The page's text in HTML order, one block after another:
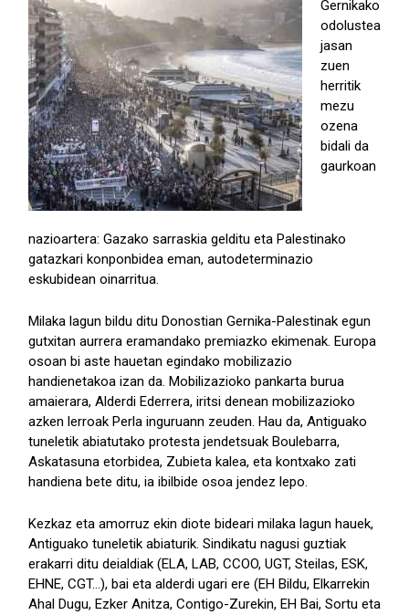
Gernikako
odolustea
jasan
zuen
herritik
mezu
ozena
bidali da
gaurkoan
nazioartera: Gazako sarraskia gelditu eta Palestinako
gatazkari konponbidea eman, autodeterminazio
eskubidean oinarritua.
Milaka lagun bildu ditu Donostian Gernika-Palestinak egun
gutxitan aurrera eramandako premiazko ekimenak. Europa
osoan bi aste hauetan egindako mobilizazio
handienetakoa izan da. Mobilizazioko pankarta burua
amaierara, Alderdi Ederrera, iritsi denean mobilizazioko
azken lerroak Perla inguruann zeuden. Hau da, Antiguako
tuneletik abiatutako protesta jendetsuak Boulebarra,
Askatasuna etorbidea, Zubieta kalea, eta kontxako zati
handiena bete ditu, ia ibilbide osoa jendez lepo.
Kezkaz eta amorruz ekin diote bideari milaka lagun hauek,
Antiguako tuneletik abiaturik. Sindikatu nagusi guztiak
erakarri ditu deialdiak (ELA, LAB, CCOO, UGT, Steilas, ESK,
EHNE, CGT...), bai eta alderdi ugari ere (EH Bildu, Elkarrekin
Ahal Dugu, Ezker Anitza, Contigo-Zurekin, EH Bai, Sortu eta